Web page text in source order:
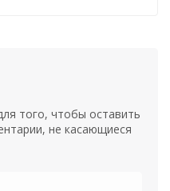
того, чтобы оставить
не касающиеся